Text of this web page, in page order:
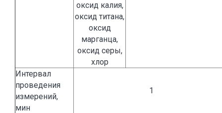
оксид калия,
оксид титана,
оксид
марганца,
оксид серы,
хлор
Интервал
проведения
измерений,
мин
1